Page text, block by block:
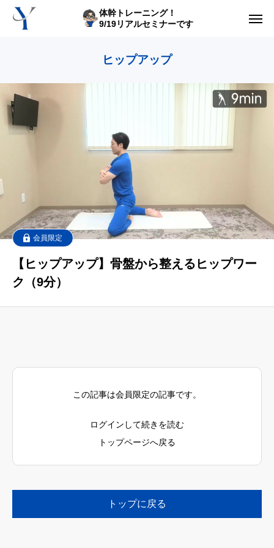
体幹トレーニング！
9/19リアルセミナーです
ヒップアップ
会員限定
【ヒップアップ】骨盤から整えるヒップワー
ク（9分）
この記事は会員限定の記事です。
ログインして続きを読む
トップページへ戻る
トップに戻る
体型の悩み動画集
ライブレッスン
トップ画面ガイド
利用規約
yoshidaコラム